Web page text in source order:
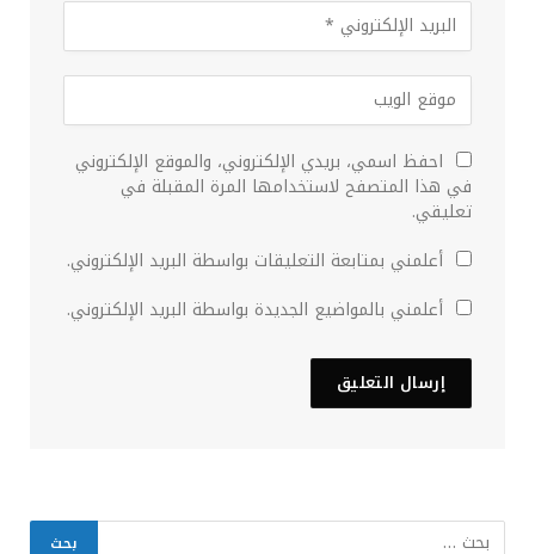
احفظ اسمي، بريدي الإلكتروني، والموقع الإلكتروني
في هذا المتصفح لاستخدامها المرة المقبلة في
تعليقي.
أعلمني بمتابعة التعليقات بواسطة البريد الإلكتروني.
أعلمني بالمواضيع الجديدة بواسطة البريد الإلكتروني.